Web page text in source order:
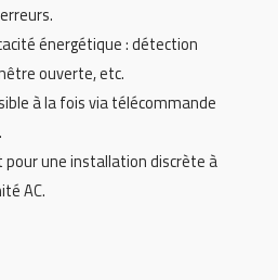
énergétique : détection
ouverte, etc.
à la fois via télécommande
une installation discrète à
AC.